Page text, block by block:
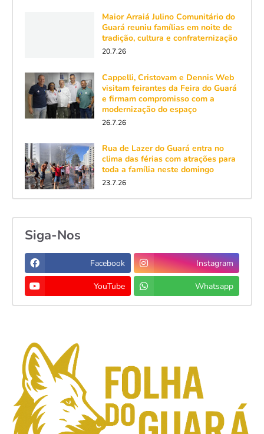
Maior Arraiá Julino Comunitário do
Guará reuniu famílias em noite de
tradição, cultura e confraternização
20.7.26
Cappelli, Cristovam e Dennis Web
visitam feirantes da Feira do Guará
e firmam compromisso com a
modernização do espaço
26.7.26
Rua de Lazer do Guará entra no
clima das férias com atrações para
toda a família neste domingo
23.7.26
Siga-Nos
Facebook Instagram
YouTube Whatsapp